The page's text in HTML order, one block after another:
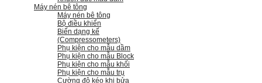
Máy nén bê tông
Máy nén bê tông
Bộ điều khiển
Biến dạng kế
(Compressometers)
Phụ kiện cho mẫu dầm
Phụ kiện cho mẫu Block
Phụ kiện cho mẫu khối
Phụ kiện cho mẫu trụ
Cường độ kéo khi bửa